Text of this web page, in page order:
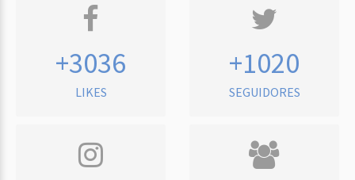
+3036
LIKES
+1020
SEGUIDORES